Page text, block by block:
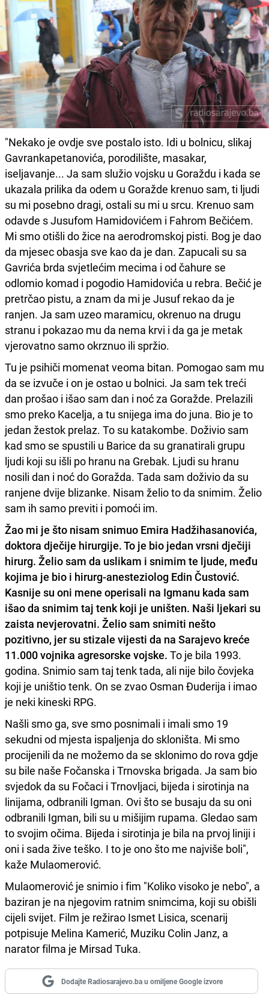
"Nekako je ovdje sve postalo isto. Idi u bolnicu, slikaj
Gavrankapetanovića, porodilište, masakar,
iseljavanje... Ja sam služio vojsku u Goraždu i kada se
ukazala prilika da odem u Goražde krenuo sam, ti ljudi
su mi posebno dragi, ostali su mi u srcu. Krenuo sam
odavde s Jusufom Hamidovićem i Fahrom Bečićem.
Mi smo otišli do žice na aerodromskoj pisti. Bog je dao
da mjesec obasja sve kao da je dan. Zapucali su sa
Gavrića brda svjetlećim mecima i od čahure se
odlomio komad i pogodio Hamidovića u rebra. Bečić je
pretrčao pistu, a znam da mi je Jusuf rekao da je
ranjen. Ja sam uzeo maramicu, okrenuo na drugu
stranu i pokazao mu da nema krvi i da ga je metak
vjerovatno samo okrznuo ili spržio.
Tu je psihiči momenat veoma bitan. Pomogao sam mu
da se izvuče i on je ostao u bolnici. Ja sam tek treći
dan prošao i išao sam dan i noć za Goražde. Prelazili
smo preko Kacelja, a tu snijega ima do juna. Bio je to
jedan žestok prelaz. To su katakombe. Doživio sam
kad smo se spustili u Barice da su granatirali grupu
ljudi koji su išli po hranu na Grebak. Ljudi su hranu
nosili dan i noć do Goražda. Tada sam doživio da su
ranjene dvije blizanke. Nisam želio to da snimim. Želio
sam ih samo previti i pomoći im.
Žao mi je što nisam snimuo Emira Hadžihasanovića,
doktora dječije hirurgije. To je bio jedan vrsni dječiji
hirurg. Želio sam da uslikam i snimim te ljude, među
kojima je bio i hirurg-anesteziolog Edin Čustović.
Kasnije su oni mene operisali na Igmanu kada sam
išao da snimim taj tenk koji je uništen. Naši ljekari su
zaista nevjerovatni. Želio sam snimiti nešto
pozitivno, jer su stizale vijesti da na Sarajevo kreće
11.000 vojnika agresorske vojske. To je bila 1993.
godina. Snimio sam taj tenk tada, ali nije bilo čovjeka
koji je uništio tenk. On se zvao Osman Đuderija i imao
je neki kineski RPG.
Našli smo ga, sve smo posnimali i imali smo 19
sekudni od mjesta ispaljenja do skloništa. Mi smo
procijenili da ne možemo da se sklonimo do rova gdje
su bile naše Fočanska i Trnovska brigada. Ja sam bio
svjedok da su Fočaci i Trnovljaci, bijeda i sirotinja na
linijama, odbranili Igman. Ovi što se busaju da su oni
odbranili Igman, bili su u mišijim rupama. Gledao sam
to svojim očima. Bijeda i sirotinja je bila na prvoj liniji i
oni i sada žive teško. I to je ono što me najviše boli",
kaže Mulaomerović.
Mulaomerović je snimio i fim "Koliko visoko je nebo", a
baziran je na njegovim ratnim snimcima, koji su obišli
cijeli svijet. Film je režirao Ismet Lisica, scenarij
potpisuje Melina Kamerić, Muziku Colin Janz, a
narator filma je Mirsad Tuka.
Dodajte Radiosarajevo.ba u omiljene Google izvore